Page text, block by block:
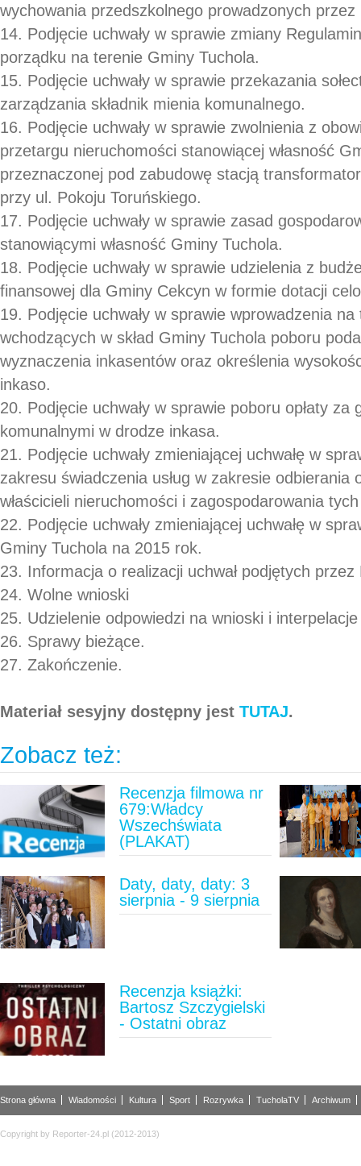
wychowania przedszkolnego prowadzonych
14. Podjęcie uchwały w sprawie zmiany
porządku na terenie Gminy Tuchola.
15. Podjęcie uchwały w sprawie przekazania
zarządzania składnik mienia komunalnego.
16. Podjęcie uchwały w sprawie zwolnienia z
przetargu nieruchomości stanowiącej własność
przeznaczonej pod zabudowę stacją
przy ul. Pokoju Toruńskiego.
17. Podjęcie uchwały w sprawie zasad
stanowiącymi własność Gminy Tuchola.
18. Podjęcie uchwały w sprawie udzielenia z
finansowej dla Gminy Cekcyn w formie dotacji
19. Podjęcie uchwały w sprawie wprowadzenia na
wchodzących w skład Gminy Tuchola poboru
wyznaczenia inkasentów oraz określenia
inkaso.
20. Podjęcie uchwały w sprawie poboru opłaty
komunalnymi w drodze inkasa.
21. Podjęcie uchwały zmieniającej uchwałę w
zakresu świadczenia usług w zakresie odbierania
właścicieli nieruchomości i zagospodarowania
22. Podjęcie uchwały zmieniającej uchwałę w
Gminy Tuchola na 2015 rok.
23. Informacja o realizacji uchwał podjętych
24. Wolne wnioski
25. Udzielenie odpowiedzi na wnioski i
26. Sprawy bieżące.
27. Zakończenie.
Materiał sesyjny dostępny jest TUTAJ.
Zobacz też:
Recenzja filmowa nr
679:Władcy
Wszechświata
(PLAKAT)
Daty, daty, daty: 3
sierpnia - 9 sierpnia
Recenzja książki:
Bartosz Szczygielski
- Ostatni obraz
Strona główna Wiadomości Kultura Sport Rozrywka TucholaTV Archiwum
Copyright by Reporter-24.pl (2012-2013)